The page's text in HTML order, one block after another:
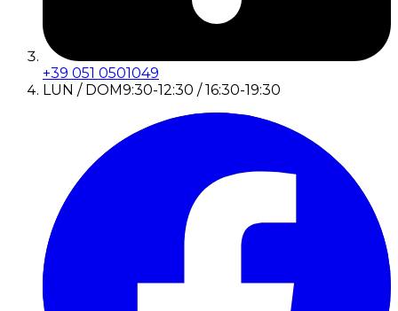
+39 051 0501049
LUN / DOM9:30-12:30 / 16:30-19:30